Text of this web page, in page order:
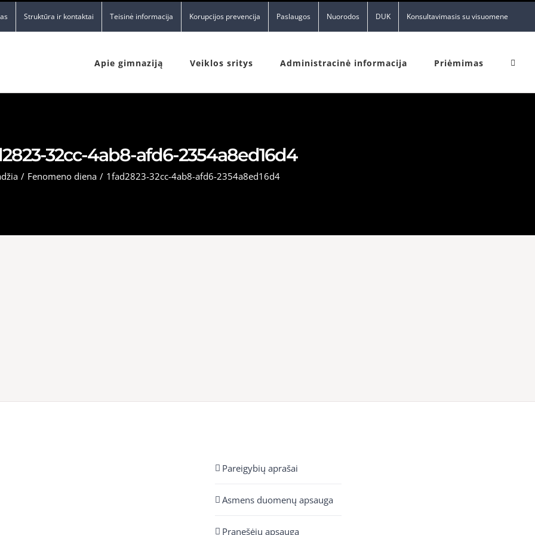
Struktūra ir kontaktai Teisinė informacija Korupcijos prevencija Paslaugos Nuorodos DUK Konsultavimasis su visuomene
Apie gimnaziją Veiklos sritys Administracinė informacija Priėmimas
32cc-4ab8-afd6-2354a8ed16d4
/ Fenomeno diena / 1fad2823-32cc-4ab8-afd6-2354a8ed16d4
Pareigybių aprašai
Asmens duomenų apsauga
Pranešėjų apsauga